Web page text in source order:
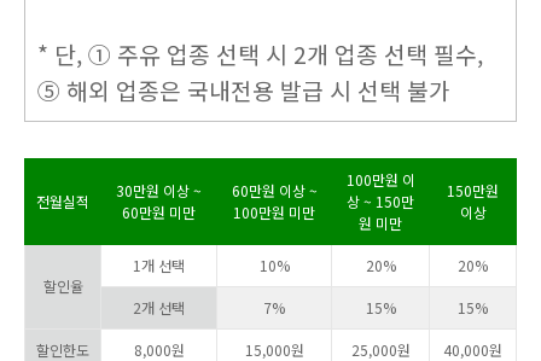
* 단, ① 주유 업종 선택 시 2개 업종 선택 필수,
⑤ 해외 업종은 국내전용 발급 시 선택 불가
전월실적
30만원 이상 ~
60만원 미만
60만원 이상 ~
100만원 미만
100만원 이
상 ~ 150만
원 미만
150만원
이상
할인율
1개 선택 10% 20% 20%
2개 선택 7% 15% 15%
할인한도 8,000원 15,000원 25,000원 40,000원